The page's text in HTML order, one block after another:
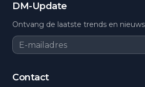
DM-Update
Ontvang de laatste trends en
Contact